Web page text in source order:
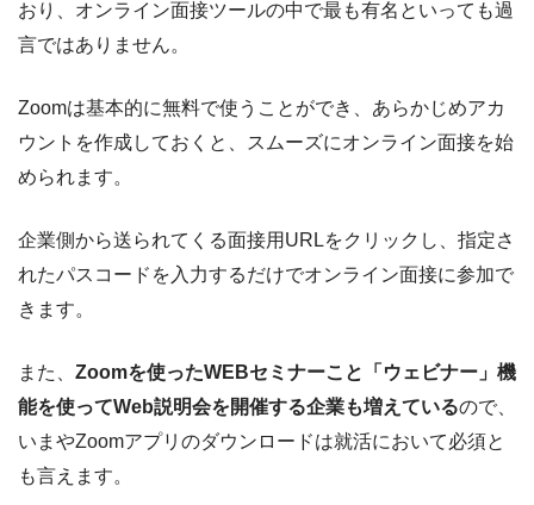
おり、オンライン面接ツールの中で最も有名といっても過
言ではありません。
Zoomは基本的に無料で使うことができ、あらかじめアカ
ウントを作成しておくと、スムーズにオンライン面接を始
められます。
企業側から送られてくる面接用URLをクリックし、指定さ
れたパスコードを入力するだけでオンライン面接に参加で
きます。
また、 Zoomを使ったWEBセミナーこと「ウェビナー」機
能を使ってWeb説明会を開催する企業も増えているので、
いまやZoomアプリのダウンロードは就活において必須と
も言えます。